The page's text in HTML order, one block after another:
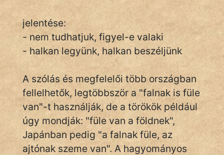
Szólások
Tréfás
IRODALOM
SZÓLÁS
És
KÖZMONDÁS
jelentése:
- nem tudhatjuk, figyel-e valaki
- halkan legyünk, halkan beszéljünk
A szólás és megfelelői több országban
fellelhetők, legtöbbször a "falnak is füle
van"-t használják, de a törökök például
úgy mondják: "füle van a földnek",
Japánban pedig "a falnak füle, az
ajtónak szeme van". A hagyományos